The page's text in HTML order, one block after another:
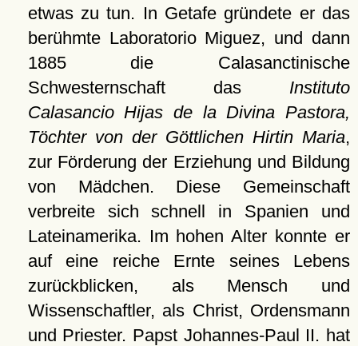
etwas zu tun. In Getafe gründete er das
berühmte Laboratorio Miguez, und dann
1885 die Calasanctinische
Schwesternschaft das Instituto
Calasancio Hijas de la Divina Pastora,
Töchter von der Göttlichen Hirtin Maria,
zur Förderung der Erziehung und Bildung
von Mädchen. Diese Gemeinschaft
verbreite sich schnell in Spanien und
Lateinamerika. Im hohen Alter konnte er
auf eine reiche Ernte seines Lebens
zurückblicken, als Mensch und
Wissenschaftler, als Christ, Ordensmann
und Priester. Papst Johannes-Paul II. hat